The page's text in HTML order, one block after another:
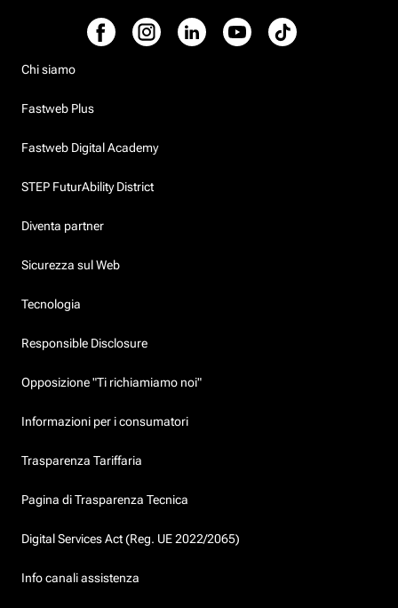
Chi siamo
Fastweb Plus
Fastweb Digital Academy
STEP FuturAbility District
Diventa partner
Sicurezza sul Web
Tecnologia
Responsible Disclosure
Opposizione "Ti richiamiamo noi"
Informazioni per i consumatori
Trasparenza Tariffaria
Pagina di Trasparenza Tecnica
Digital Services Act (Reg. UE 2022/2065)
Info canali assistenza